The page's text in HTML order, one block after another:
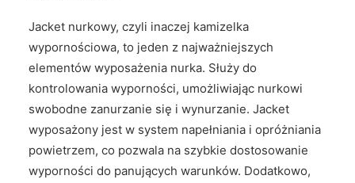
Jacket nurkowy, czyli inaczej kamizelka
wypornościowa, to jeden z najważniejszych
elementów wyposażenia nurka. Służy do
kontrolowania wyporności, umożliwiając nurkowi
swobodne zanurzanie się i wynurzanie. Jacket
wyposażony jest w system napełniania i opróżniania
powietrzem, co pozwala na szybkie dostosowanie
wyporności do panujących warunków. Dodatkowo,